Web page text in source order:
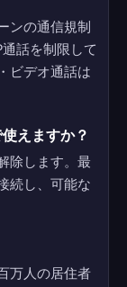
ンの通信規制
話を制限して
ビデオ通話は
えますか？
除します。最
続し、可能な
万人の居住者